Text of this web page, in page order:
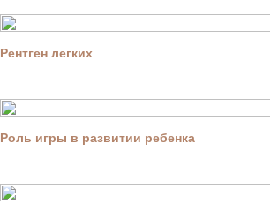
Рентген легких
Роль игры в развитии ребенка